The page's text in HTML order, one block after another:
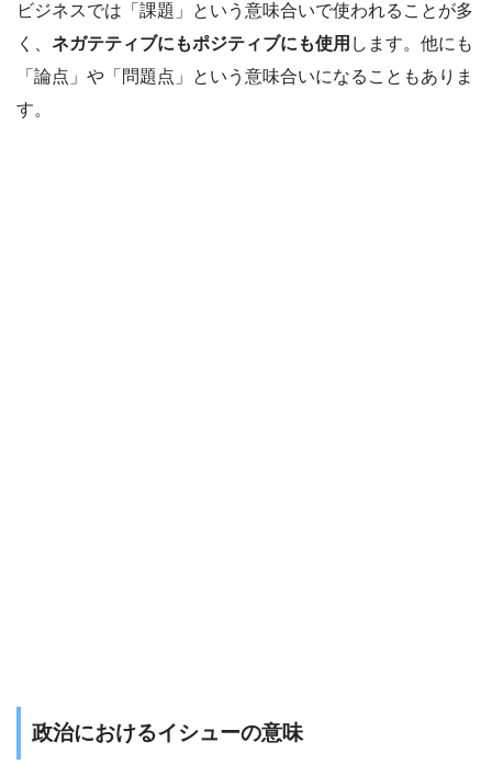
ビジネスでは「課題」という意味合いで使われることが多
く、 ネガテティブにもポジティブにも使用 します。他にも
「論点」や「問題点」という意味合いになることもありま
す。
政治におけるイシューの意味